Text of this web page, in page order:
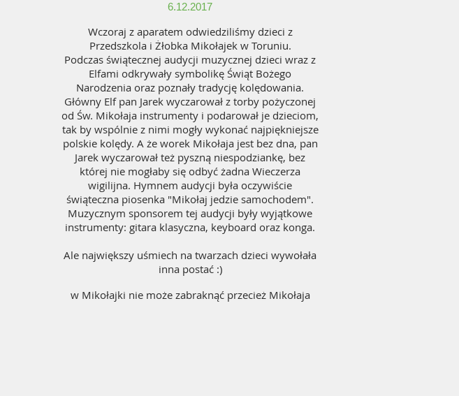
6.12.2017
Wczoraj z aparatem odwiedziliśmy dzieci z
Przedszkola i Żłobka Mikołajek w Toruniu.
Podczas świątecznej audycji muzycznej dzieci wraz z
Elfami odkrywały symbolikę Świąt Bożego
Narodzenia oraz poznały tradycję kolędowania.
Główny Elf pan Jarek wyczarował z torby pożyczonej
od Św. Mikołaja instrumenty i podarował je dzieciom,
tak by wspólnie z nimi mogły wykonać najpiękniejsze
polskie kolędy. A że worek Mikołaja jest bez dna, pan
Jarek wyczarował też pyszną niespodziankę, bez
której nie mogłaby się odbyć żadna Wieczerza
wigilijna. Hymnem audycji była oczywiście
świąteczna piosenka "Mikołaj jedzie samochodem".
Muzycznym sponsorem tej audycji były wyjątkowe
instrumenty: gitara klasyczna, keyboard oraz konga.
Ale największy uśmiech na twarzach dzieci wywołała
inna postać :)
w Mikołajki nie może zabraknąć przecież Mikołaja